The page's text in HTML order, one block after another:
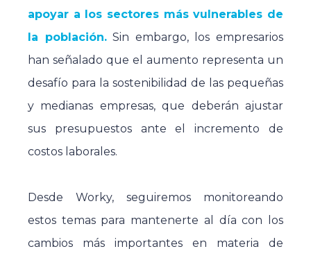
apoyar a los sectores más vulnerables de
la población.Sin embargo, los empresarios
han señalado que el aumento representa un
desafío para la sostenibilidad de las pequeñas
y medianas empresas, que deberán ajustar
sus presupuestos ante el incremento de
costos laborales.
Desde Worky, seguiremos monitoreando
estos temas para mantenerte al día con los
cambios más importantes en materia de